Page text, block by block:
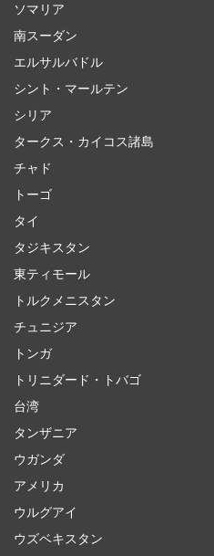
ソマリア
南スーダン
エルサルバドル
シント・マールテン
シリア
タークス・カイコス諸島
チャド
トーゴ
タイ
タジキスタン
東ティモール
トルクメニスタン
チュニジア
トンガ
トリニダード・トバゴ
台湾
タンザニア
ウガンダ
アメリカ
ウルグアイ
ウズベキスタン